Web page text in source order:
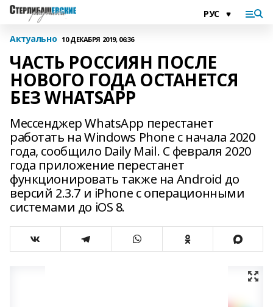
Актуально 10 ДЕКАБРЯ 2019, 06:36
ЧАСТЬ РОССИЯН ПОСЛЕ
НОВОГО ГОДА ОСТАНЕТСЯ
БЕЗ WHATSAPP
Мессенджер WhatsApp перестанет
работать на Windows Phone с начала 2020
года, сообщило Daily Mail. С февраля 2020
года приложение перестанет
функционировать также на Android до
версий 2.3.7 и iPhone с операционными
системами до iOS 8.